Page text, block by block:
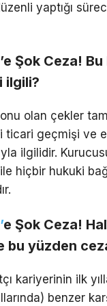
yaptığı
Şok Ceza!
ilgili?
olan çekler
ticari geçmişi ve
ilgilidir.
hiçbir hukuki
e Şok Ceza!
yüzden
kariyerinin ilk
benzer